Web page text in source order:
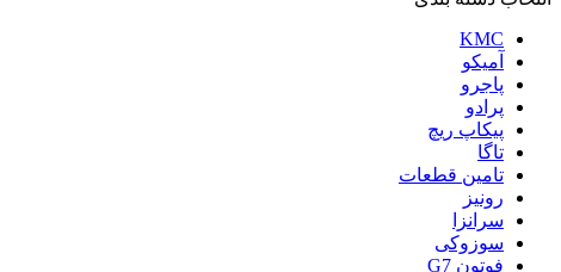
KMC
آمیکو
پاجرو
پرادو
پیکاپ ریچ
تاگا
تامین قطعات
رونیز
سرانزا
سوزوکی
فوتون G7